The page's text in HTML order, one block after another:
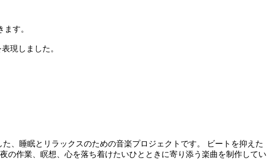
す。
現しました。
、睡眠とリラックスのための音楽プロジェクトです。 ビートを抑えた
の作業、瞑想、心を落ち着けたいひとときに寄り添う楽曲を制作してい